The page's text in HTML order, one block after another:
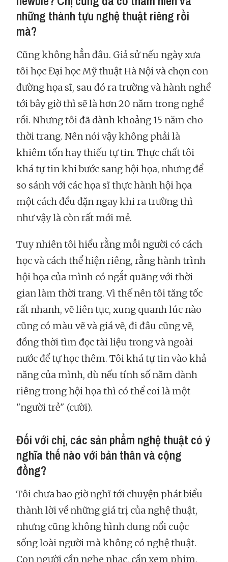
những thành tựu nghệ thuật riêng rồi
mà?
Cũng không hẳn đâu. Giả sử nếu ngày xưa
tôi học Đại học Mỹ thuật Hà Nội và chọn con
đường họa sĩ, sau đó ra trường và hành nghề
tới bây giờ thì sẽ là hơn 20 năm trong nghề
rồi. Nhưng tôi đã dành khoảng 15 năm cho
thời trang. Nên nói vậy không phải là
khiêm tốn hay thiếu tự tin. Thực chất tôi
khá tự tin khi bước sang hội họa, nhưng để
so sánh với các họa sĩ thực hành hội họa
một cách đều đặn ngay khi ra trường thì
như vậy là còn rất mới mẻ.
Tuy nhiên tôi hiểu rằng mỗi người có cách
học và cách thể hiện riêng, rằng hành trình
hội họa của mình có ngắt quãng với thời
gian làm thời trang. Vì thế nên tôi tăng tốc
rất nhanh, vẽ liên tục, xung quanh lúc nào
cũng có màu vẽ và giá vẽ, đi đâu cũng vẽ,
đồng thời tìm đọc tài liệu trong và ngoài
nước để tự học thêm. Tôi khá tự tin vào khả
năng của mình, dù nếu tính số năm dành
riêng trong hội họa thì có thể coi là một
"người trẻ" (cười).
Đối với chị, các sản phẩm nghệ thuật có ý
nghĩa thế nào với bản thân và cộng
đồng?
Tôi chưa bao giờ nghĩ tới chuyện phát biểu
thành lời về những giá trị của nghệ thuật,
nhưng cũng không hình dung nổi cuộc
sống loài người mà không có nghệ thuật.
Con người cần nghe nhạc, cần xem phim,